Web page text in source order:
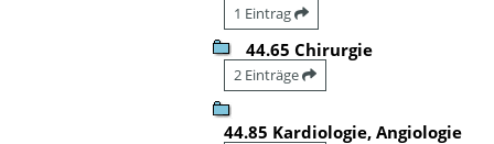
1 Eintrag
44.65 Chirurgie
2 Einträge
44.85 Kardiologie, Angiologie